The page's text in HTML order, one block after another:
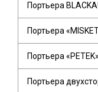
Портьера
Портьера
Портьера
Портьера